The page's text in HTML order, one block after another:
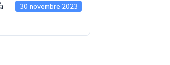
30 novembre 2023